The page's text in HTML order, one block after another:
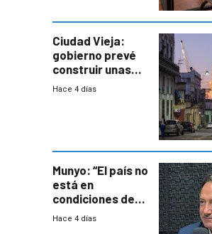
Ciudad Vieja:
gobierno prevé
construir unas
mil viviendas en
Hace 4 días
Munyo: “El país no
está en
condiciones de
enfrentar una
Hace 4 días